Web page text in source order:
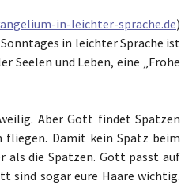
in-leichter-sprache.de)
in leichter Sprache ist
Seelen und Leben, eine „Frohe
Aber Gott findet Spatzen
fliegen. Damit kein Spatz beim
als die Spatzen. Gott passt auf
sind sogar eure Haare wichtig.